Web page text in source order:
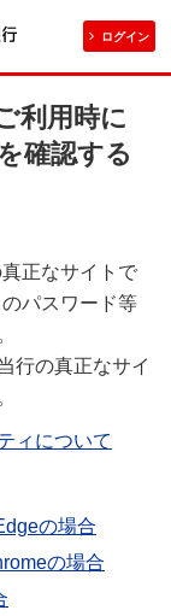
ログイン
利用時に
確認する
正なサイトで
パスワード等
行の真正なサイ
ィについて
の場合
の場合